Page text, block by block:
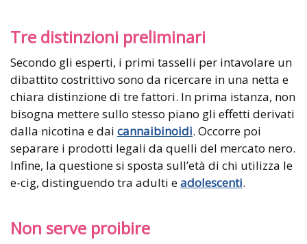
Tre distinzioni preliminari
Secondo gli esperti, i primi tasselli per intavolare un
dibattito costrittivo sono da ricercare in una netta e
chiara distinzione di tre fattori. In prima istanza, non
bisogna mettere sullo stesso piano gli effetti derivati
dalla nicotina e dai cannaibinoidi. Occorre poi
separare i prodotti legali da quelli del mercato nero.
Infine, la questione si sposta sull’età di chi utilizza le
e-cig, distinguendo tra adulti eadolescenti.
Non serve proibire